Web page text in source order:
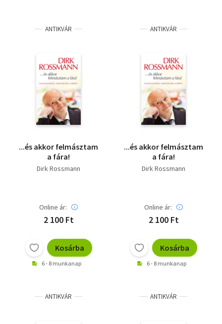
ANTIKVÁR
...és akkor felmásztam
a fára!
Dirk Rossmann
Online ár:
2 100 Ft
Kosárba
6 - 8 munkanap
ANTIKVÁR
...és akkor felmásztam
a fára!
Dirk Rossmann
Online ár:
2 100 Ft
Kosárba
6 - 8 munkanap
ANTIKVÁR ANTIKVÁR